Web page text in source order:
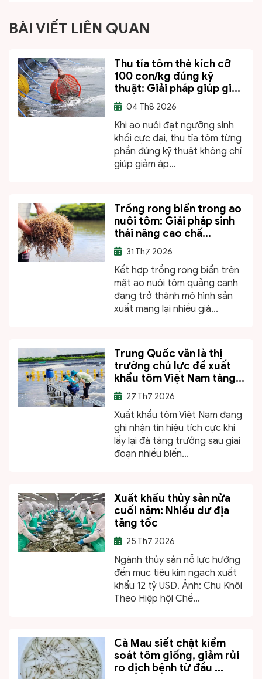
BÀI VIẾT LIÊN QUAN
Thu tỉa tôm thẻ kích cỡ
100 con/kg đúng kỹ
thuật: Giải pháp giúp gi...
04 Th8 2026
Khi ao nuôi đạt ngưỡng sinh
khối cực đại, thu tỉa tôm từng
phần đúng kỹ thuật không chỉ
giúp giảm áp...
Trồng rong biển trong ao
nuôi tôm: Giải pháp sinh
thái nâng cao chấ...
31 Th7 2026
Kết hợp trồng rong biển trên
mặt ao nuôi tôm quảng canh
đang trở thành mô hình sản
xuất mang lại nhiều giá...
Trung Quốc vẫn là thị
trường chủ lực để xuất
khẩu tôm Việt Nam tăng...
27 Th7 2026
Xuất khẩu tôm Việt Nam đang
ghi nhận tín hiệu tích cực khi
lấy lại đà tăng trưởng sau giai
đoạn nhiều biến...
Xuất khẩu thủy sản nửa
cuối năm: Nhiều dư địa
tăng tốc
25 Th7 2026
Ngành thủy sản nỗ lực hướng
đến mục tiêu kim ngạch xuất
khẩu 12 tỷ USD. Ảnh: Chu Khôi
Theo Hiệp hội Chế...
Cà Mau siết chặt kiểm
soát tôm giống, giảm rủi
ro dịch bệnh từ đầu ...